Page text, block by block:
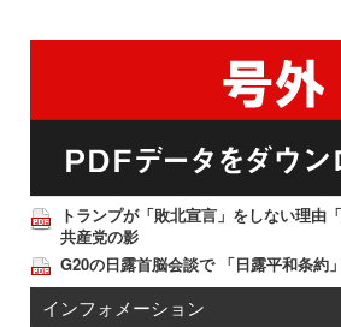
トランプが「敗北宣言」をしない理由
共産党の影
G20の日露首脳会談で 「日露平和条約
インフォメーション